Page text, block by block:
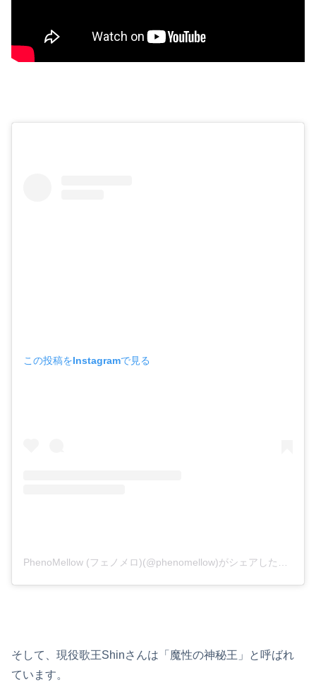
この投稿をInstagramで見る
PhenoMellow (フェノメロ)(@phenomellow)がシェアした投稿
そして、現役歌王Shinさんは「魔性の神秘王」と呼ばれ
ています。